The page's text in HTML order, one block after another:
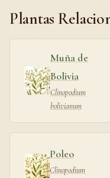
Plantas
Muña de
Bolivia
Clinopodium
bolivianum
Poleo
Clinopodium